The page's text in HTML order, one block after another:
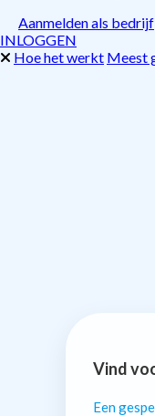
Aanmelden als bedrijf
INLOGGEN
Hoe het werkt Meest
Vind
Een